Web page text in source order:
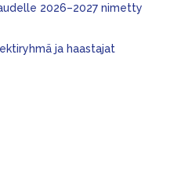
2026–2027 nimetty
ja haastajat